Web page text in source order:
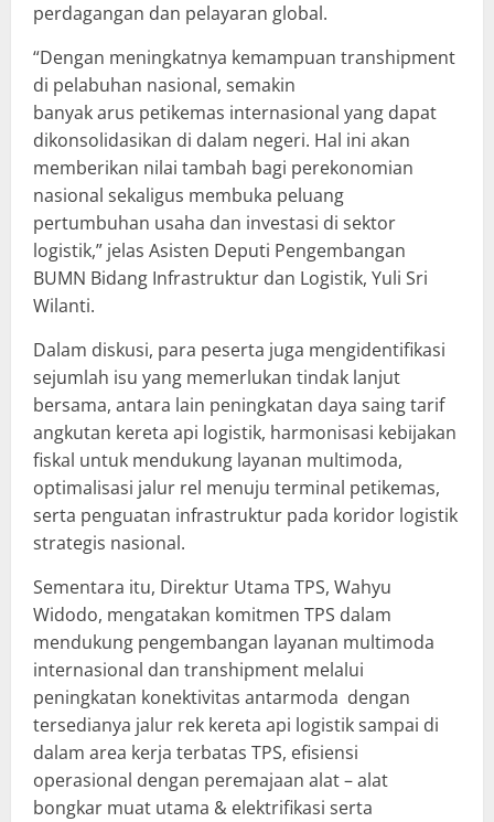
perdagangan dan pelayaran global.
“Dengan meningkatnya kemampuan transhipment
di pelabuhan nasional, semakin
banyak arus petikemas internasional yang dapat
dikonsolidasikan di dalam negeri. Hal ini akan
memberikan nilai tambah bagi perekonomian
nasional sekaligus membuka peluang
pertumbuhan usaha dan investasi di sektor
logistik,” jelas Asisten Deputi Pengembangan
BUMN Bidang Infrastruktur dan Logistik, Yuli Sri
Wilanti.
Dalam diskusi, para peserta juga mengidentifikasi
sejumlah isu yang memerlukan tindak lanjut
bersama, antara lain peningkatan daya saing tarif
angkutan kereta api logistik, harmonisasi kebijakan
fiskal untuk mendukung layanan multimoda,
optimalisasi jalur rel menuju terminal petikemas,
serta penguatan infrastruktur pada koridor logistik
strategis nasional.
Sementara itu, Direktur Utama TPS, Wahyu
Widodo, mengatakan komitmen TPS dalam
mendukung pengembangan layanan multimoda
internasional dan transhipment melalui
peningkatan konektivitas antarmoda dengan
tersedianya jalur rek kereta api logistik sampai di
dalam area kerja terbatas TPS, efisiensi
operasional dengan peremajaan alat – alat
bongkar muat utama & elektrifikasi serta